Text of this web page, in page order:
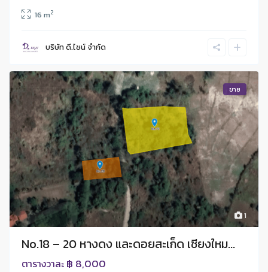
16 m2
บริษัท ดี.ไซน์ จํากัด
1
ขาย
No.18 – 20 หางดง และดอยสะเก็ด เชียงใหม...
ตารางวาละ ฿ 8,000